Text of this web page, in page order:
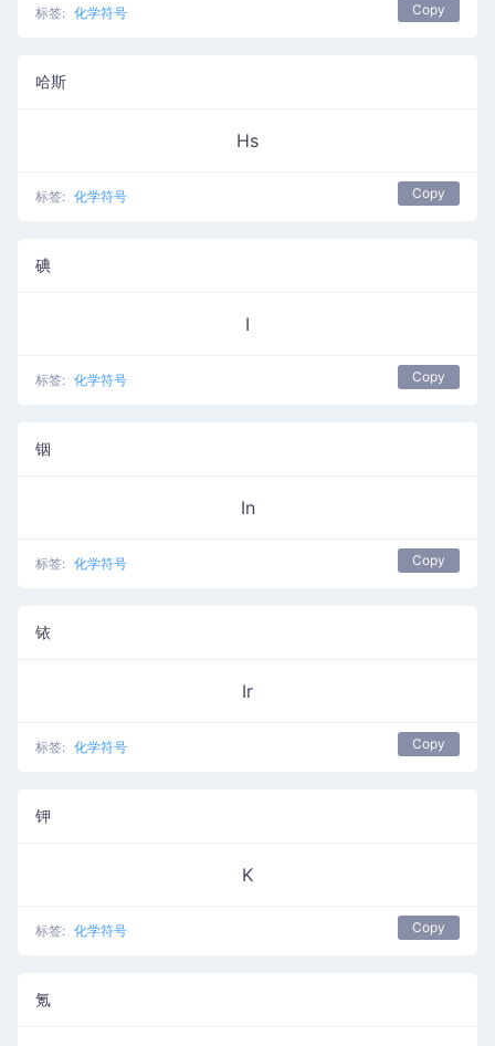
标签: 化学符号 Copy
哈斯
Hs
标签: 化学符号 Copy
碘
I
标签: 化学符号 Copy
铟
In
标签: 化学符号 Copy
铱
Ir
标签: 化学符号 Copy
钾
K
标签: 化学符号 Copy
氪